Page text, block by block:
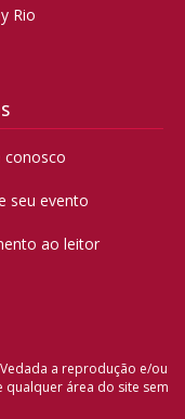
Rio
conosco
seu evento
ao leitor
a reprodução e/ou
área do site sem